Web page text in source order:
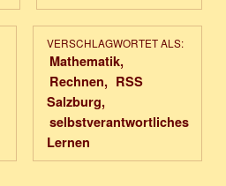
VERSCHLAGWORTET ALS:
Mathematik
Rechnen
RSS
Salzburg
selbstverantwortliches
Lernen